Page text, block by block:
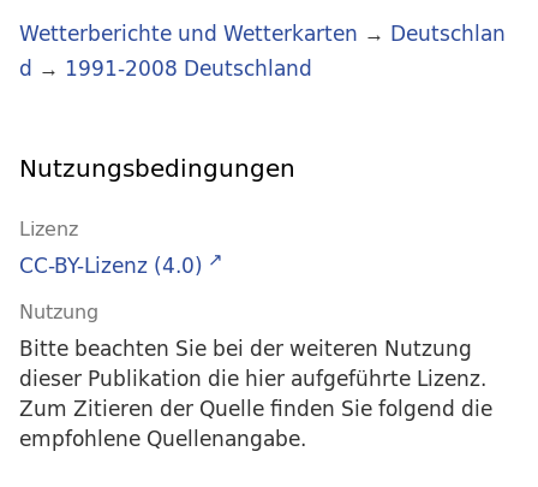
Wetterberichte und Wetterkarten → Deutschlan
d → 1991-2008 Deutschland
Nutzungsbedingungen
Lizenz
CC-BY-Lizenz (4.0)
Nutzung
Bitte beachten Sie bei der weiteren Nutzung
dieser Publikation die hier aufgeführte Lizenz.
Zum Zitieren der Quelle finden Sie folgend die
empfohlene Quellenangabe.